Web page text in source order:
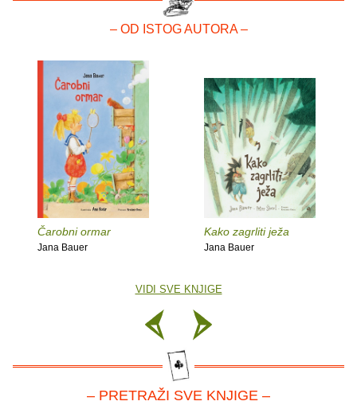
– OD ISTOG AUTORA –
Čarobni ormar
Jana Bauer
Kako zagrliti ježa
Jana Bauer
VIDI SVE KNJIGE
– PRETRAŽI SVE KNJIGE –